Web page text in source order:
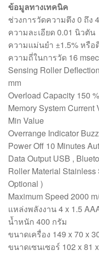
ข้อมูลทางเทคนิค
ช่วงการวัดความตึง 0 ถึง
ความละเอียด 0.01 นิวตัน
ความแม่นยำ ±1.5% หรือ
ความถี่ในการวัด 16
Sensing Roller
mm
Overload Capacity 150
Memory System Current
Min Value
Overrange Indicator
Power Off 10 Minutes
Data Output USB ,
Roller Material
Optional )
Maximum Speed 2000
แหล่งพลังงาน 4 x 1.5
น้ำหนัก 400 กรัม
ขนาดเครื่อง 149 x 70 x
ขนาดเซนเซอร์ 102 x 81